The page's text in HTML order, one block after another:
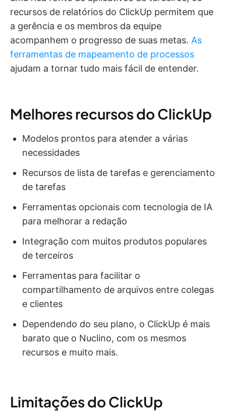
recursos de relatórios do ClickUp permitem que
a gerência e os membros da equipe
acompanhem o progresso de suas metas. As
ferramentas de mapeamento de processos
ajudam a tornar tudo mais fácil de entender.
Melhores recursos do ClickUp
Modelos prontos para atender a várias
necessidades
Recursos de lista de tarefas e gerenciamento
de tarefas
Ferramentas opcionais com tecnologia de IA
para melhorar a redação
Integração com muitos produtos populares
de terceiros
Ferramentas para facilitar o
compartilhamento de arquivos entre colegas
e clientes
Dependendo do seu plano, o ClickUp é mais
barato que o Nuclino, com os mesmos
recursos e muito mais.
Limitações do ClickUp